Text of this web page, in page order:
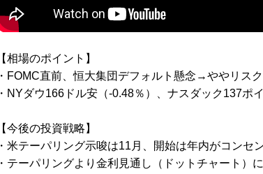
【相場のポイント】
・FOMC直前、恒大集団デフォルト懸念→ややリスク
・NYダウ166ドル安（-0.48％）、ナスダック137ポ
【今後の投資戦略】
・米テーパリング示唆は11月、開始は年内がコンセン
・テーパリングより金利見通し（ドットチャート）に